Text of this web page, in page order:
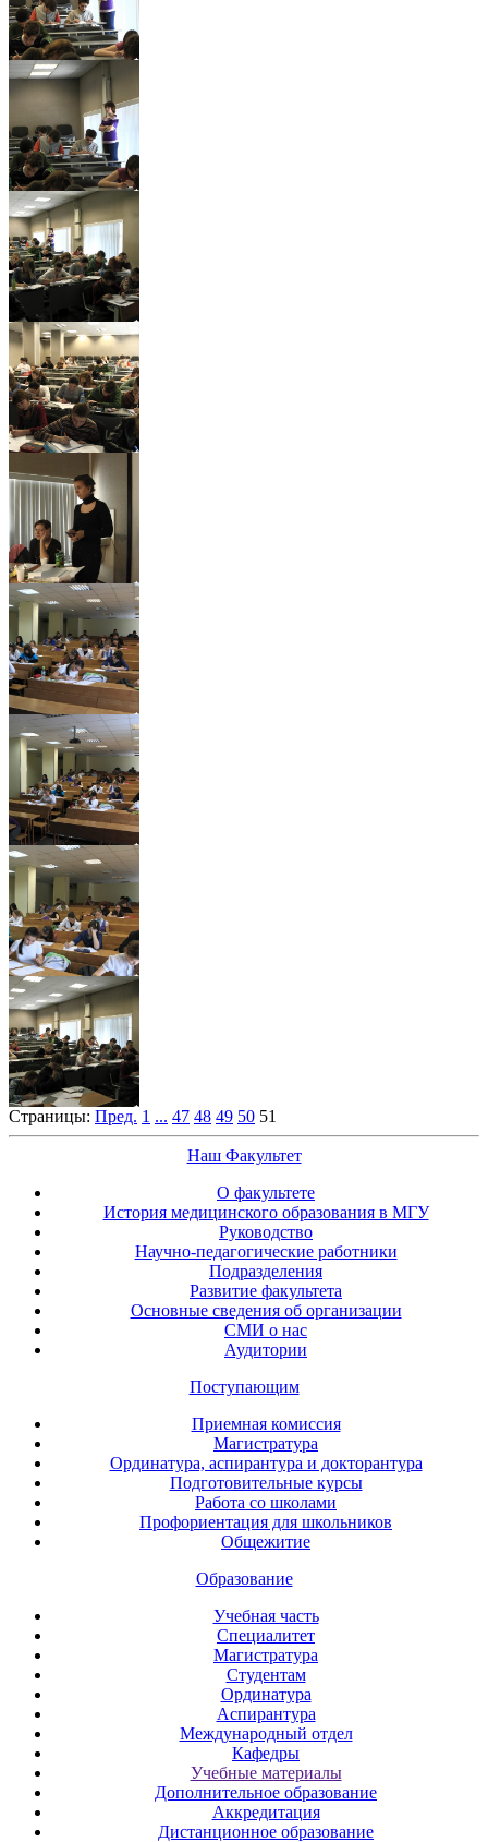
Страницы: Пред. 1 ... 47 48 49 50 51
Наш Факультет
О факультете
История медицинского образования в МГУ
Руководство
Научно-педагогические работники
Подразделения
Развитие факультета
Основные сведения об организации
СМИ о нас
Аудитории
Поступающим
Приемная комиссия
Магистратура
Ординатура, аспирантура и докторантура
Подготовительные курсы
Работа со школами
Профориентация для школьников
Общежитие
Образование
Учебная часть
Специалитет
Магистратура
Студентам
Ординатура
Аспирантура
Международный отдел
Кафедры
Учебные материалы
Дополнительное образование
Аккредитация
Дистанционное образование